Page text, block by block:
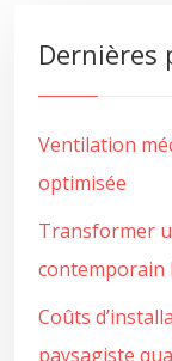
Dernières
Ventilation
optimisée
Transformer
contemporain
Coûts
paysagiste